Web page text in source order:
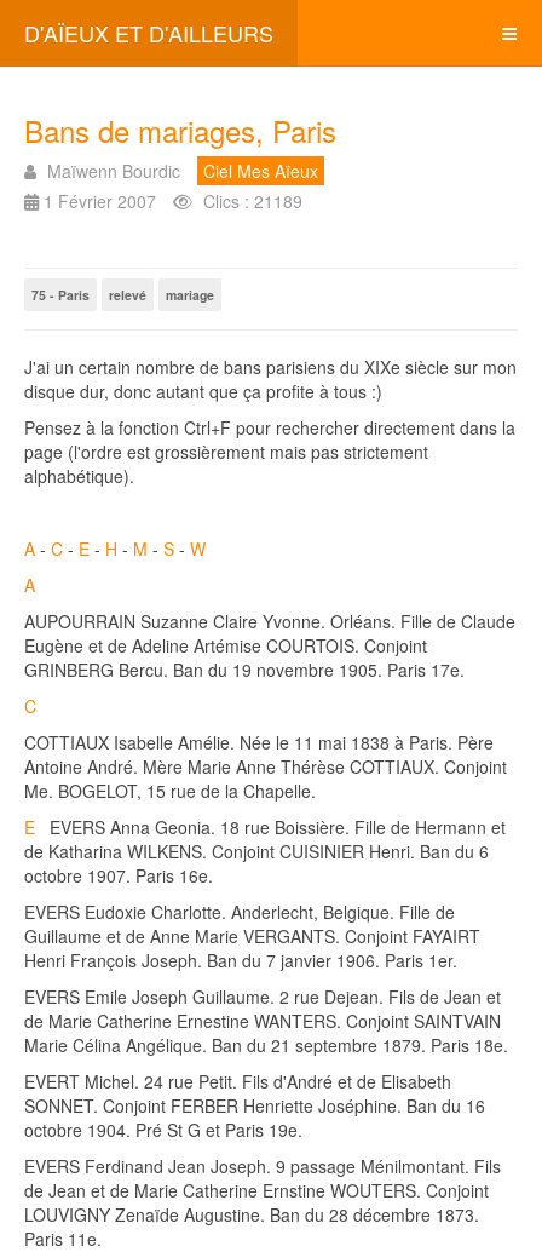
D'AÏEUX ET D'AILLEURS
Bans de mariages, Paris
Maïwenn Bourdic
Ciel Mes Aïeux
1 Février 2007
Clics : 21189
75 - Paris relevé mariage
J'ai un certain nombre de bans parisiens du XIXe siècle sur mon
disque dur, donc autant que ça profite à tous :)
Pensez à la fonction Ctrl+F pour rechercher directement dans la
page (l'ordre est grossièrement mais pas strictement
alphabétique).
A - C - E - H - M - S - W
A
AUPOURRAIN Suzanne Claire Yvonne. Orléans. Fille de Claude
Eugène et de Adeline Artémise COURTOIS. Conjoint
GRINBERG Bercu. Ban du 19 novembre 1905. Paris 17e.
C
COTTIAUX Isabelle Amélie. Née le 11 mai 1838 à Paris. Père
Antoine André. Mère Marie Anne Thérèse COTTIAUX. Conjoint
Me. BOGELOT, 15 rue de la Chapelle.
E
EVERS Anna Geonia. 18 rue Boissière. Fille de Hermann et
de Katharina WILKENS. Conjoint CUISINIER Henri. Ban du 6
octobre 1907. Paris 16e.
EVERS Eudoxie Charlotte. Anderlecht, Belgique. Fille de
Guillaume et de Anne Marie VERGANTS. Conjoint FAYAIRT
Henri François Joseph. Ban du 7 janvier 1906. Paris 1er.
EVERS Emile Joseph Guillaume. 2 rue Dejean. Fils de Jean et
de Marie Catherine Ernestine WANTERS. Conjoint SAINTVAIN
Marie Célina Angélique. Ban du 21 septembre 1879. Paris 18e.
EVERT Michel. 24 rue Petit. Fils d'André et de Elisabeth
SONNET. Conjoint FERBER Henriette Joséphine. Ban du 16
octobre 1904. Pré St G et Paris 19e.
EVERS Ferdinand Jean Joseph. 9 passage Ménilmontant. Fils
de Jean et de Marie Catherine Ernstine WOUTERS. Conjoint
LOUVIGNY Zenaïde Augustine. Ban du 28 décembre 1873.
Paris 11e.